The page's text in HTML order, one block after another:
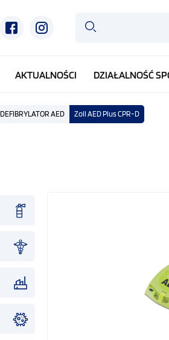
AKTUALNOŚCI DZIAŁALNOŚĆ
DEFIBRYLATOR AED Zoll AED Plus CPR-D